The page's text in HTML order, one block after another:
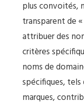
plus convoités,
transparent de
attribuer des
critères
noms de
spécifiques, tels
marques,